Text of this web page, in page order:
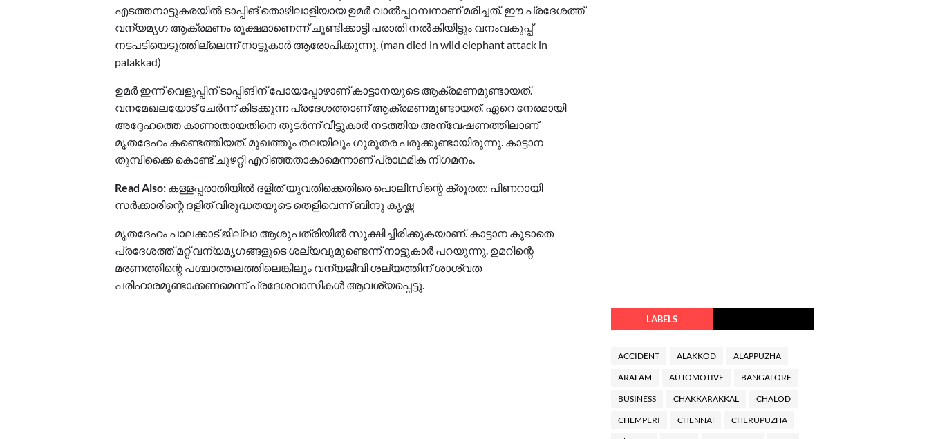
എടത്തനാട്ടുകരയില്‍ ടാപ്പിങ് തൊഴിലാളിയായ ഉമര്‍ വാല്‍പ്പറമ്പനാണ് മരിച്ചത്. ഈ പ്രദേശത്ത്
വന്യമൃഗ ആക്രമണം രൂക്ഷമാണെന്ന് ചൂണ്ടിക്കാട്ടി പരാതി നല്‍കിയിട്ടും വനംവകുപ്പ്
നടപടിയെടുത്തില്ലെന്ന് നാട്ടുകാര്‍ ആരോപിക്കുന്നു. (man died in wild elephant attack in
palakkad)
ഉമര്‍ ഇന്ന് വെളുപ്പിന് ടാപ്പിങിന് പോയപ്പോഴാണ് കാട്ടാനയുടെ ആക്രമണമുണ്ടായത്.
വനമേഖലയോട് ചേര്‍ന്ന് കിടക്കുന്ന പ്രദേശത്താണ് ആക്രമണമുണ്ടായത്. ഏറെ നേരമായി
അദ്ദേഹത്തെ കാണാതായതിനെ തുടര്‍ന്ന് വീട്ടുകാര്‍ നടത്തിയ അന്വേഷണത്തിലാണ്
മൃതദേഹം കണ്ടെത്തിയത്. മുഖത്തും തലയിലും ഗുരുതര പരുക്കുണ്ടായിരുന്നു. കാട്ടാന
തുമ്പിക്കൈ കൊണ്ട് ചുഴറ്റി എറിഞ്ഞതാകാമെന്നാണ് പ്രാഥമിക നിഗമനം.
Read Also: കള്ളപ്പരാതിയില്‍ ദളിത് യുവതിക്കെതിരെ പൊലീസിന്റെ ക്രൂരത: പിണറായി
സര്‍ക്കാരിന്റെ ദളിത് വിരുദ്ധതയുടെ തെളിവെന്ന് ബിന്ദു കൃഷ്ണ
മൃതദേഹം പാലക്കാട് ജില്ലാ ആശുപത്രിയില്‍ സൂക്ഷിച്ചിരിക്കുകയാണ്. കാട്ടാന കൂടാതെ
പ്രദേശത്ത് മറ്റ് വന്യമൃഗങ്ങളുടെ ശല്യവുമുണ്ടെന്ന് നാട്ടുകാര്‍ പറയുന്നു. ഉമറിന്റെ
മരണത്തിന്റെ പശ്ചാത്തലത്തിലെങ്കിലും വന്യജീവി ശല്യത്തിന് ശാശ്വത
പരിഹാരമുണ്ടാക്കണമെന്ന് പ്രദേശവാസികള്‍ ആവശ്യപ്പെട്ടു.
LABELS
ACCIDENT ALAKKOD ALAPPUZHA
ARALAM AUTOMOTIVE BANGALORE
BUSINESS CHAKKARAKKAL CHALOD
CHEMPERI CHENNAl CHERUPUZHA